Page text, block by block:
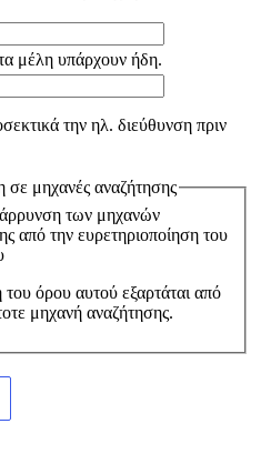
μέλη υπάρχουν ήδη.
την ηλ. διεύθυνση πριν
σε μηχανές αναζήτησης
από την ευρετηριοποίηση του
όρου αυτού εξαρτάται από
μηχανή αναζήτησης.